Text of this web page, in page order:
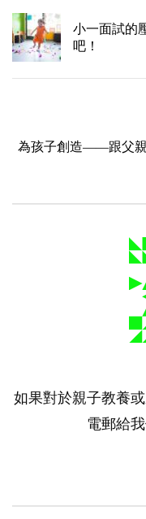
小一面試的
吧！
為孩子創造——跟父
如果對於親子教養
電郵給